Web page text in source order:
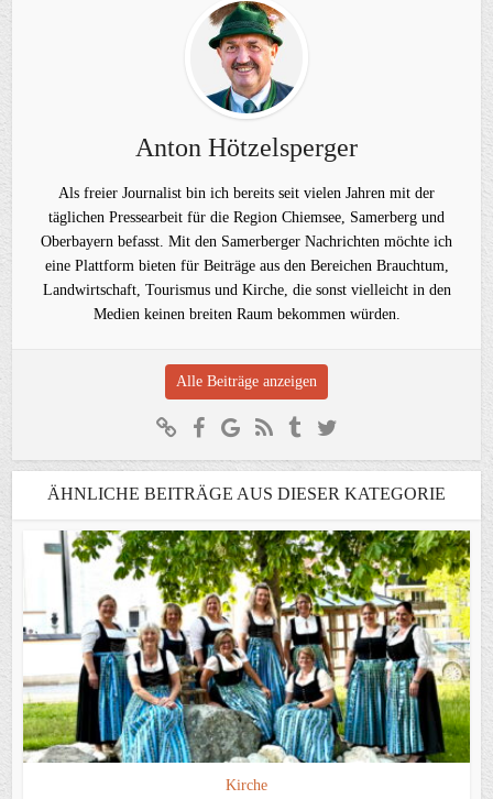
Anton Hötzelsperger
Als freier Journalist bin ich bereits seit vielen Jahren mit der
täglichen Pressearbeit für die Region Chiemsee, Samerberg und
Oberbayern befasst. Mit den Samerberger Nachrichten möchte ich
eine Plattform bieten für Beiträge aus den Bereichen Brauchtum,
Landwirtschaft, Tourismus und Kirche, die sonst vielleicht in den
Medien keinen breiten Raum bekommen würden.
Alle Beiträge anzeigen
ÄHNLICHE BEITRÄGE AUS DIESER KATEGORIE
Kirche